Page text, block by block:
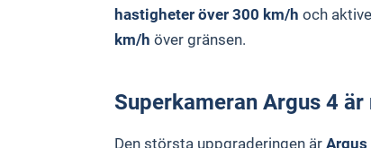
hastigheter över 300 km/h och
km/h över gränsen.
Superkameran Argus 4
Den största uppgraderingen är Argus